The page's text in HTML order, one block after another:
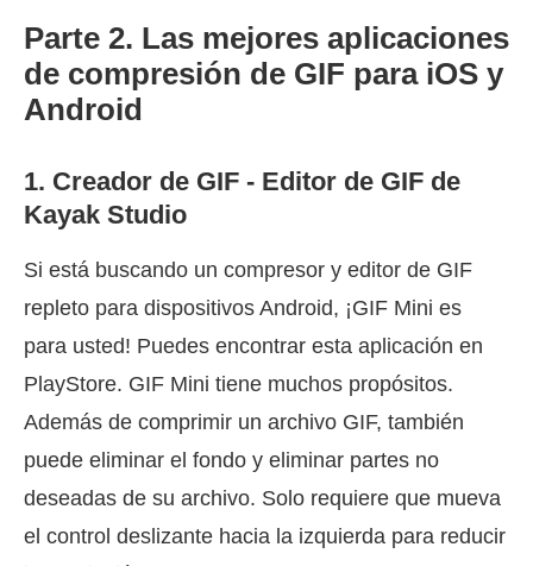
Parte 2. Las mejores aplicaciones
de compresión de GIF para iOS y
Android
1. Creador de GIF - Editor de GIF de
Kayak Studio
Si está buscando un compresor y editor de GIF
repleto para dispositivos Android, ¡GIF Mini es
para usted! Puedes encontrar esta aplicación en
PlayStore. GIF Mini tiene muchos propósitos.
Además de comprimir un archivo GIF, también
puede eliminar el fondo y eliminar partes no
deseadas de su archivo. Solo requiere que mueva
el control deslizante hacia la izquierda para reducir